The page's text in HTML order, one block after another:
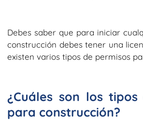
Debes saber que para iniciar
construcción debes tener una
existen varios tipos de permisos
¿Cuáles son los
para construcción?